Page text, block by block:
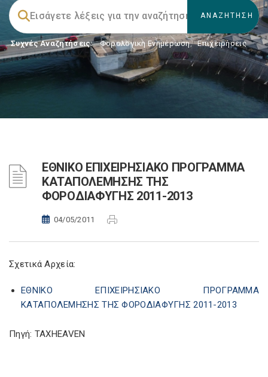
Συχνές Αναζητήσεις: Φορολογικη Ενημέρωση, Επιχειρήσεις
ΕΘΝΙΚΟ ΕΠΙΧΕΙΡΗΣΙΑΚΟ ΠΡΟΓΡΑΜΜΑ
ΚΑΤΑΠΟΛΕΜΗΣΗΣ ΤΗΣ
ΦΟΡΟΔΙΑΦΥΓΗΣ 2011-2013
04/05/2011
Σχετικά Αρχεία:
ΕΘΝΙΚΟ ΕΠΙΧΕΙΡΗΣΙΑΚΟ ΠΡΟΓΡΑΜΜΑ
ΚΑΤΑΠΟΛΕΜΗΣΗΣ ΤΗΣ ΦΟΡΟΔΙΑΦΥΓΗΣ 2011-2013
Πηγή: TAXHEAVEN